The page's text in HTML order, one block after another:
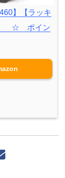
】【ラッキ
は ☆ ポイン